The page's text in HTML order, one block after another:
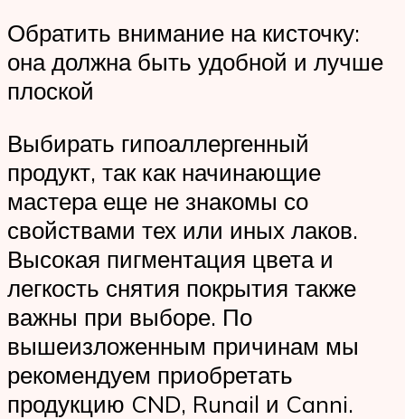
Обратить внимание на кисточку:
она должна быть удобной и лучше
плоской
Выбирать гипоаллергенный
продукт, так как начинающие
мастера еще не знакомы со
свойствами тех или иных лаков.
Высокая пигментация цвета и
легкость снятия покрытия также
важны при выборе. По
вышеизложенным причинам мы
рекомендуем приобретать
продукцию CND, Runail и Canni.